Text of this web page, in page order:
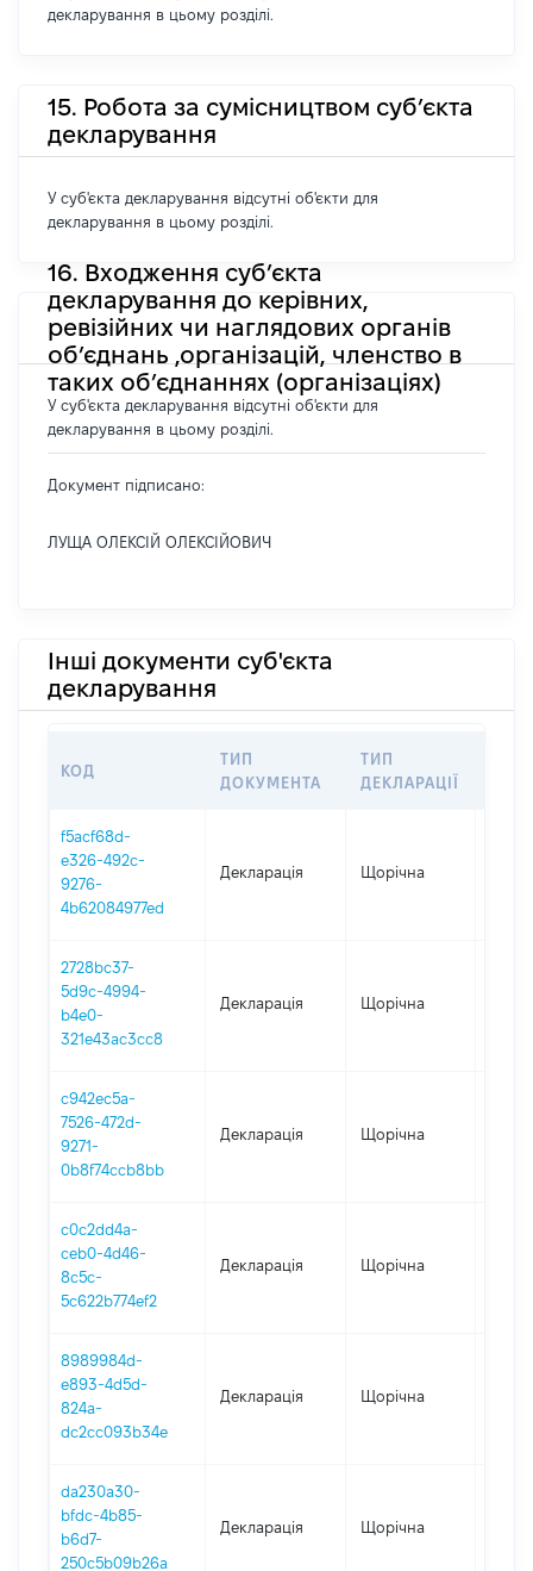
декларування в цьому розділі.
15. Робота за сумісництвом суб’єкта
декларування
У суб'єкта декларування відсутні об'єкти для
декларування в цьому розділі.
16. Входження суб’єкта
декларування до керівних,
ревізійних чи наглядових органів
об’єднань ,організацій, членство в
таких об’єднаннях (організаціях)
У суб'єкта декларування відсутні об'єкти для
декларування в цьому розділі.
Документ підписано:
ЛУЩА ОЛЕКСІЙ ОЛЕКСІЙОВИЧ
Інші документи суб'єкта
декларування
КОД
ТИП
ДОКУМЕНТА
ТИП
ДЕКЛАРАЦІЇ
f5acf68d-
e326-492c-
9276-
4b62084977ed
Декларація Щорічна
2728bc37-
5d9c-4994-
b4e0-
321e43ac3cc8
Декларація Щорічна
c942ec5a-
7526-472d-
9271-
0b8f74ccb8bb
Декларація Щорічна
c0c2dd4a-
ceb0-4d46-
8c5c-
5c622b774ef2
Декларація Щорічна
8989984d-
e893-4d5d-
824a-
dc2cc093b34e
Декларація Щорічна
da230a30-
bfdc-4b85-
b6d7-
250c5b09b26a
Декларація Щорічна